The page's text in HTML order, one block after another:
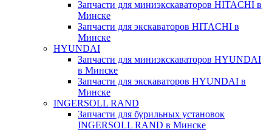
Запчасти для миниэкскаваторов HITACHI в
Минске
Запчасти для экскаваторов HITACHI в
Минске
HYUNDAI
Запчасти для миниэкскаваторов HYUNDAI
в Минске
Запчасти для экскаваторов HYUNDAI в
Минске
INGERSOLL RAND
Запчасти для бурильных установок
INGERSOLL RAND в Минске